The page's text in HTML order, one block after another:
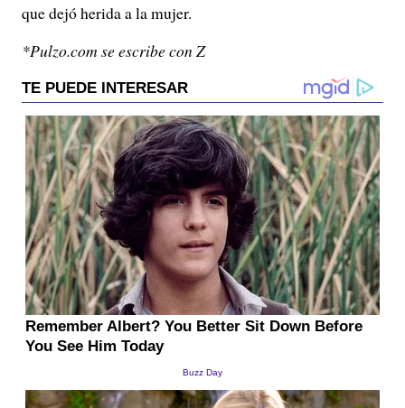
que dejó herida a la mujer.
*Pulzo.com se escribe con Z